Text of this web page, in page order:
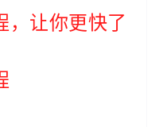
，让你更快了